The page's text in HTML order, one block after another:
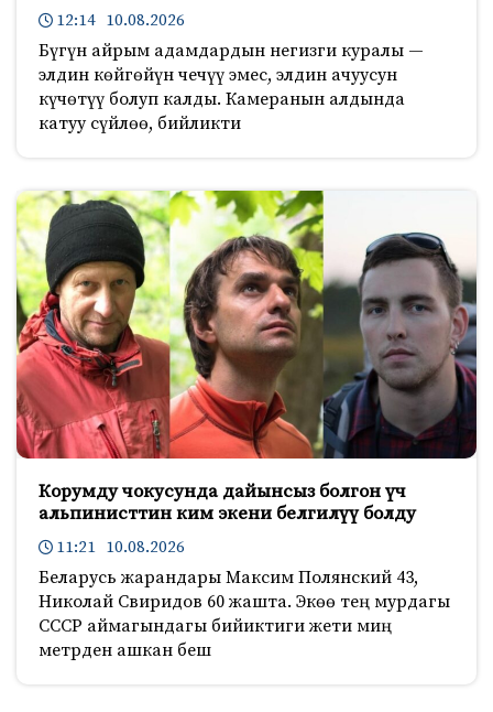
12:14 10.08.2026
Бүгүн айрым адамдардын негизги куралы —
элдин көйгөйүн чечүү эмес, элдин ачуусун
күчөтүү болуп калды. Камеранын алдында
катуу сүйлөө, бийликти
Корумду чокусунда дайынсыз болгон үч
альпинисттин ким экени белгилүү болду
11:21 10.08.2026
Беларусь жарандары Максим Полянский 43,
Николай Свиридов 60 жашта. Экөө тең мурдагы
СССР аймагындагы бийиктиги жети миң
метрден ашкан беш